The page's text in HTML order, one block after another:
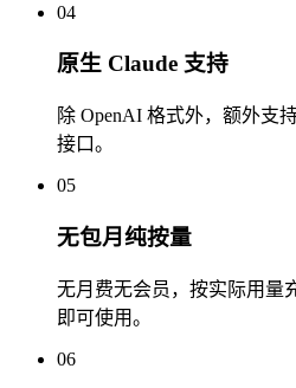
04
原生 Claude 支持
除 OpenAI 格式外，额外支
接口。
05
无包月纯按量
无月费无会员，按实际用量
即可使用。
06